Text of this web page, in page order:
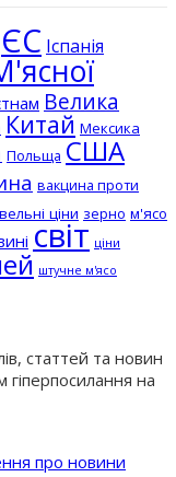
ЄС Іспанія
Велика
Китай Мексика
Польща США
вакцина проти
ціни зерно м'ясо
світ ціни
штучне м'ясо
статтей та новин
гіперпосилання на
про новини